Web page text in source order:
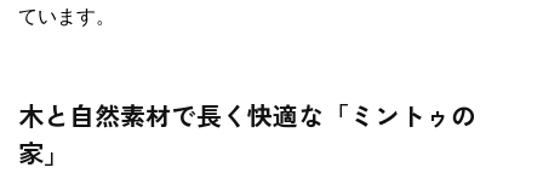
ています。
木と自然素材で長く快適な「ミントゥの
家」